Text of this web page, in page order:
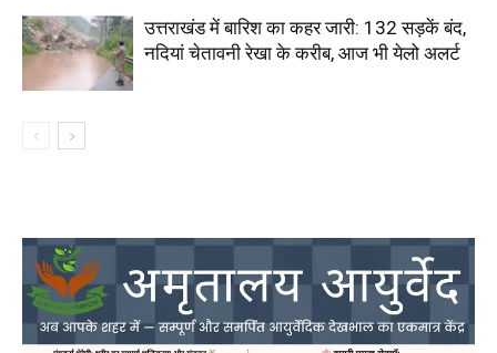
उत्तराखंड में बारिश का कहर जारी: 132 सड़कें बंद,
नदियां चेतावनी रेखा के करीब, आज भी येलो अलर्ट